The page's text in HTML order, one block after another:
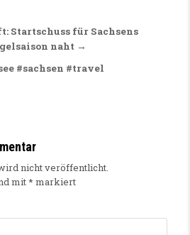
Startschuss für Sachsens
naht →
#sachsen #travel
nicht veröffentlicht.
mit* markiert